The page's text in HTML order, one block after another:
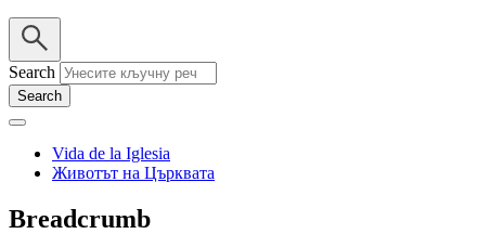
Search
Vida de la Iglesia
Животът на Църквата
Breadcrumb